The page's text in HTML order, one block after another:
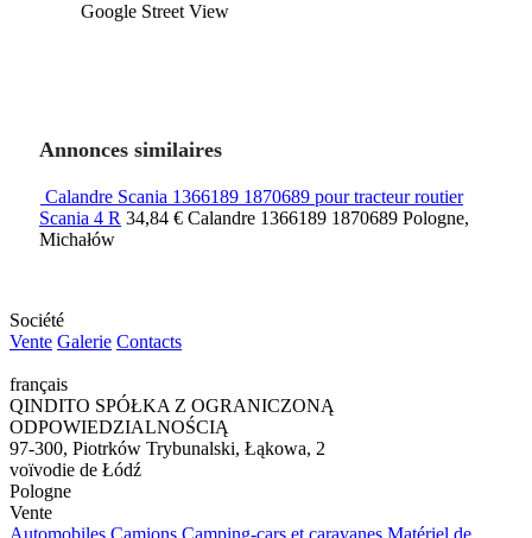
Google Street View
Annonces similaires
Calandre Scania 1366189 1870689 pour tracteur routier
Scania 4 R 34,84 € Calandre 1366189 1870689 Pologne,
Michałów
Société
Vente Galerie Contacts
français
QINDITO SPÓŁKA Z OGRANICZONĄ
ODPOWIEDZIALNOŚCIĄ
97-300, Piotrków Trybunalski, Łąkowa, 2
voïvodie de Łódź
Pologne
Vente
Automobiles Camions Camping-cars et caravanes Matériel de